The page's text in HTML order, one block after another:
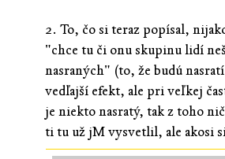
2. To, čo si teraz popísal,
"chce tu či onu skupinu lidí
nasraných" (to, že budú
vedľajší efekt, ale pri veľkej
je niekto nasratý, tak z toho
ti tu už jM vysvetlil, ale akosi